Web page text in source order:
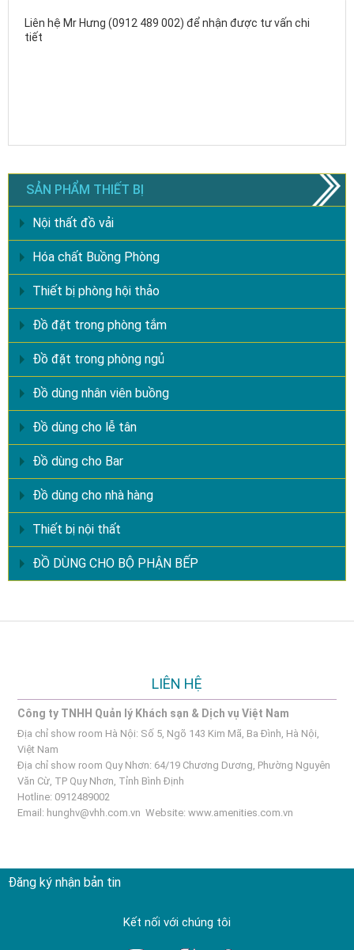
Liên hệ Mr Hưng (0912 489 002) để nhận được tư vấn chi
tiết
SẢN PHẨM THIẾT BỊ
Nội thất đồ vải
Hóa chất Buồng Phòng
Thiết bị phòng hội thảo
Đồ đặt trong phòng tắm
Đồ đặt trong phòng ngủ
Đồ dùng nhân viên buồng
Đồ dùng cho lễ tân
Đồ dùng cho Bar
Đồ dùng cho nhà hàng
Thiết bị nội thất
ĐỒ DÙNG CHO BỘ PHẬN BẾP
LIÊN HỆ
Công ty TNHH Quản lý Khách sạn & Dịch vụ Việt Nam
Địa chỉ show room Hà Nội: Số 5, Ngõ 143 Kim Mã, Ba Đình, Hà Nội,
Việt Nam
Địa chỉ show room Quy Nhơn: 64/19 Chương Dương, Phường Nguyên
Văn Cừ, TP Quy Nhơn, Tỉnh Bình Định
Hotline: 0912489002
Email: hunghv@vhh.com.vn Website:www.amenities.com.vn
Đăng ký nhận bản tin
Kết nối với chúng tôi